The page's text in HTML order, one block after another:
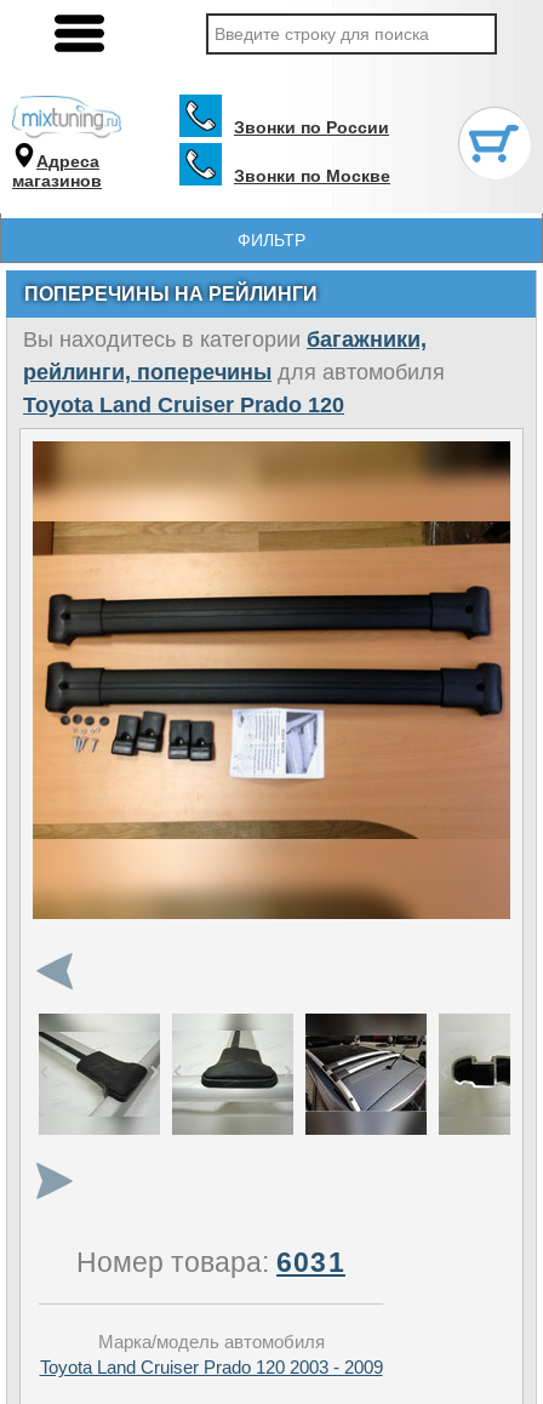
Адреса
магазинов
Звонки по России
Звонки по Москве
ФИЛЬТР
ПОПЕРЕЧИНЫ НА РЕЙЛИНГИ
Вы находитесь в категории багажники,
рейлинги, поперечины для автомобиля
Toyota Land Cruiser Prado 120
Номер товара:6031
Марка/модель автомобиля
Toyota Land Cruiser Prado 120 2003 - 2009